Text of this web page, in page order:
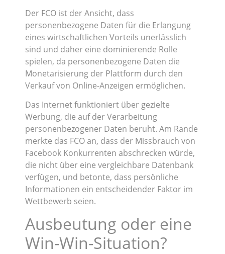
Der FCO ist der Ansicht, dass
personenbezogene Daten für die Erlangung
eines wirtschaftlichen Vorteils unerlässlich
sind und daher eine dominierende Rolle
spielen, da personenbezogene Daten die
Monetarisierung der Plattform durch den
Verkauf von Online-Anzeigen ermöglichen.
Das Internet funktioniert über gezielte
Werbung, die auf der Verarbeitung
personenbezogener Daten beruht. Am Rande
merkte das FCO an, dass der Missbrauch von
Facebook Konkurrenten abschrecken würde,
die nicht über eine vergleichbare Datenbank
verfügen, und betonte, dass persönliche
Informationen ein entscheidender Faktor im
Wettbewerb seien.
Ausbeutung oder eine
Win-Win-Situation?